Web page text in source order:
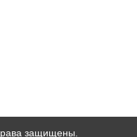
защищены.